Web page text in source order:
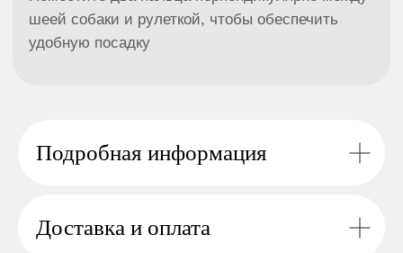
Подробная информация
Доставка и оплата
Ошейники и шлейки